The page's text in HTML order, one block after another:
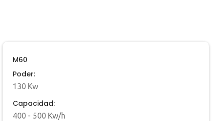
M60
Poder:
130 Kw
Capacidad:
400 - 500 Kw/h